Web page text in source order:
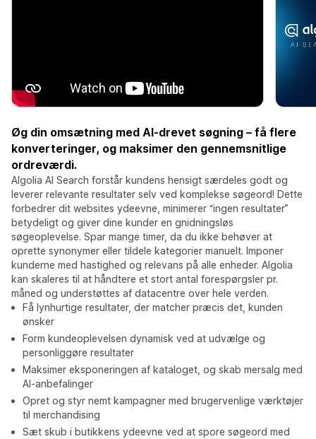
Øg din omsætning med AI-drevet søgning – få flere
konverteringer, og maksimer den gennemsnitlige
ordreværdi.
Algolia AI Search forstår kundens hensigt særdeles godt og
leverer relevante resultater selv ved komplekse søgeord! Dette
forbedrer dit websites ydeevne, minimerer “ingen resultater”
betydeligt og giver dine kunder en gnidningsløs
søgeoplevelse. Spar mange timer, da du ikke behøver at
oprette synonymer eller tildele kategorier manuelt. Imponer
kunderne med hastighed og relevans på alle enheder. Algolia
kan skaleres til at håndtere et stort antal forespørgsler pr.
måned og understøttes af datacentre over hele verden.
Få lynhurtige resultater, der matcher præcis det, kunden
ønsker
Form kundeoplevelsen dynamisk ved at udvælge og
personliggøre resultater
Maksimer eksponeringen af kataloget, og skab mersalg med
AI-anbefalinger
Opret og styr nemt kampagner med brugervenlige værktøjer
til merchandising
Sæt skub i butikkens ydeevne ved at spore søgeord med